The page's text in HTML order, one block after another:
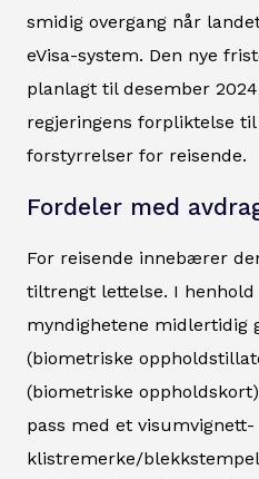
smidig overgang når
eVisa-system. Den nye
planlagt til desember
regjeringens forpliktelse
forstyrrelser for reisende.
Fordeler med
For reisende innebærer
tiltrengt lettelse. I
myndighetene midlertidig
(biometriske
(biometriske
pass med et visumvignett-
klistremerke/